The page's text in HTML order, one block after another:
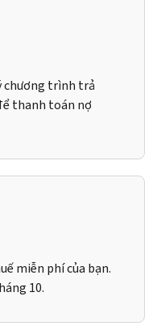
chương trình trả
thanh toán nợ
miễn phí của bạn.
10.